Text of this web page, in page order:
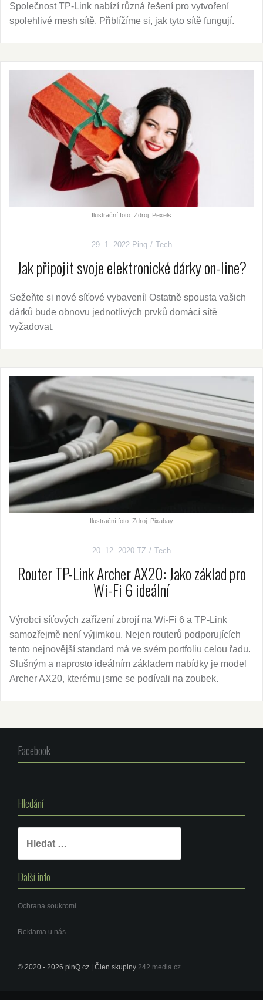
Společnost TP-Link nabízí různá řešení pro vytvoření
spolehlivé mesh sítě. Přiblížíme si, jak tyto sítě fungují.
Ilustrační foto. Zdroj: Pexels
29. 1. 2022 Pinq Tech
Jak připojit svoje elektronické dárky on-line?
Sežeňte si nové síťové vybavení! Ostatně spousta vašich
dárků bude obnovu jednotlivých prvků domácí sítě
vyžadovat.
Ilustrační foto. Zdroj: Pixabay
20. 12. 2020 TZ Tech
Router TP-Link Archer AX20: Jako základ pro
Wi-Fi 6 ideální
Výrobci síťových zařízení zbrojí na Wi-Fi 6 a TP-Link
samozřejmě není výjimkou. Nejen routerů podporujících
tento nejnovější standard má ve svém portfoliu celou řadu.
Slušným a naprosto ideálním základem nabídky je model
Archer AX20, kterému jsme se podívali na zoubek.
Facebook
Hledání
Další info
Ochrana soukromí
Reklama u nás
© 2020 - 2026 pinQ.cz | Člen skupiny 242.media.cz